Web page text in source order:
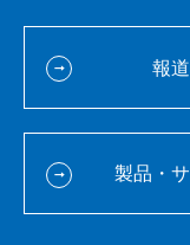
報
製品・